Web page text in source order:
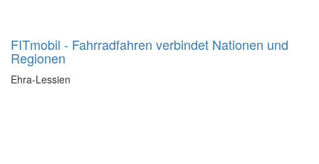
FITmobil - Fahrradfahren verbindet Nationen und
Regionen
Ehra-Lessien